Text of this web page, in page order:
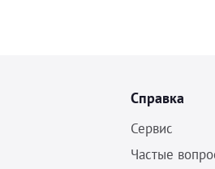
Справка
Сервис
Частые